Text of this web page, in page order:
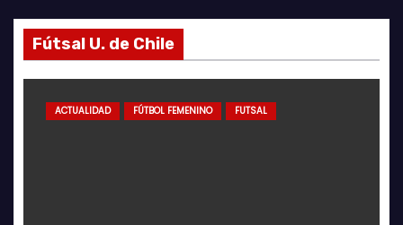
Fútsal U. de Chile
ACTUALIDAD FÚTBOL FEMENINO FUTSAL